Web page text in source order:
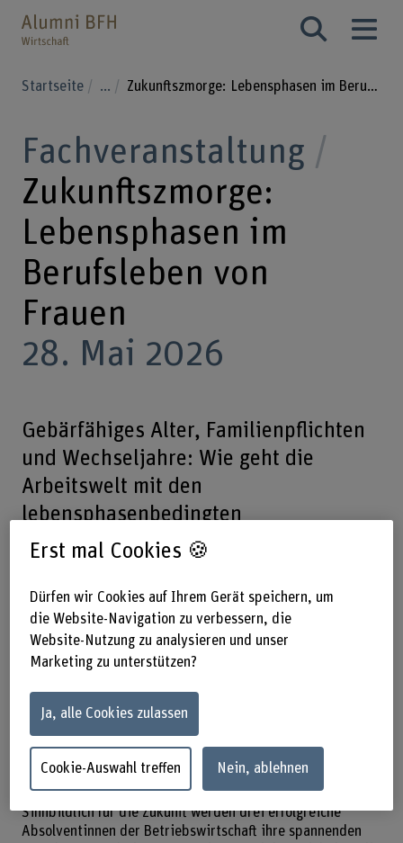
Startseite ... Zukunftszmorge: Lebensphasen im Berufsleben von Frauen
Fachveranstaltung
Zukunftszmorge:
Lebensphasen im
Berufsleben von
Frauen
28. Mai 2026
Gebärfähiges Alter, Familienpflichten
und Wechseljahre: Wie geht die
Arbeitswelt mit den
lebensphasenbedingten
Herausforderungen von
die Zukunft diesbezüglich gestaltet
werden? Diese Fragen versuchen wir
im Rahmen eines Zukunftszmorgen zu
28.05.2026, 8.00–9.30 Uhr –
Effingerstrasse 47, Raum E102
Sinnbildlich für die Zukunft werden drei erfolgreiche
Absolventinnen der Betriebswirtschaft ihre spannenden
Erst mal Cookies 🍪
Dürfen wir Cookies auf Ihrem Gerät speichern, um
die Website-Navigation zu verbessern, die
Website-Nutzung zu analysieren und unser
Marketing zu unterstützen?
Ja, alle Cookies zulassen
Cookie-Auswahl treffen Nein, ablehnen